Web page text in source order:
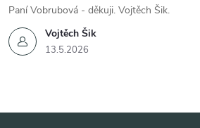
Vojtěch Šik
13.5.2026
Paní Vobrubová - děkuji. Vojtěch Šik.